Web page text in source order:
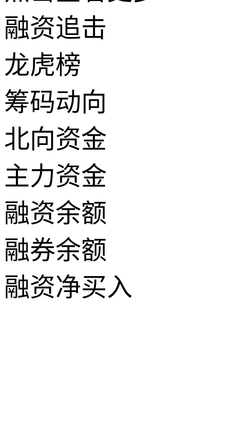
融资追击
龙虎榜
筹码动向
北向资金
主力资金
融资余额
融券余额
融资净买入